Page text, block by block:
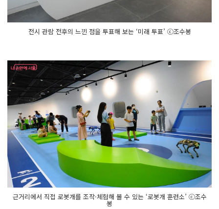
전시 관람 전후의 느낀 점을 투표해 보는 ‘미래 투표’ ⓒ조수봉
근거리에서 직접 로봇개를 조작·체험해 볼 수 있는 ‘로봇개 훈련소’ ⓒ조수
봉